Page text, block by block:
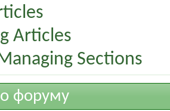
Articles
Sections
форуму